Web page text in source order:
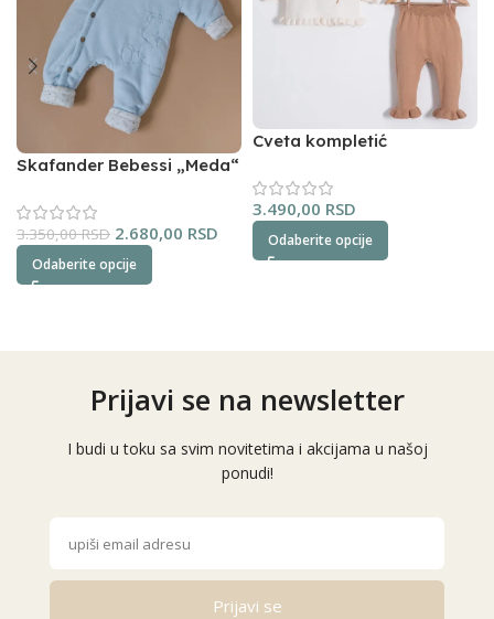
Skafander Bebessi „Meda“
3.350,00RSD 2.680,00 RSD
Odaberite opcije
Cveta kompletić
3.490,00 RSD
Odaberite opcije
Prijavi se na newsletter
I budi u toku sa svim novitetima i akcijama u našoj
ponudi!
Prijavi se